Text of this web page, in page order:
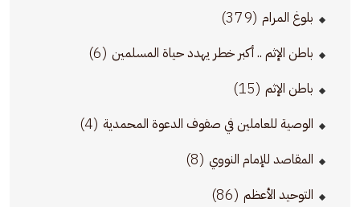
بلوغ المرام (379)
باطن الإثم .. أكبر خطر يهدد حياة المسلمين (6)
باطن الإثم (15)
الوصية للعاملين في صفوف الدعوة المحمدية (4)
المقاصد للإمام النووي (8)
التوحيد الأعظم (86)